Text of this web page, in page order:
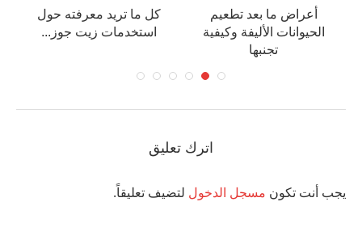
أعراض ما بعد تطعيم
الحيوانات الأليفة وكيفية
تجنبها
كل ما تريد معرفته حول
استخدمات زيت جوز...
اترك تعليق
يجب أنت تكون مسجل الدخول لتضيف تعليقاً.